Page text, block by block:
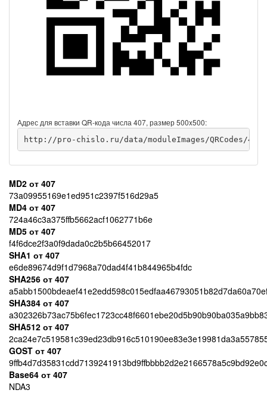
Адрес для вставки QR-кода числа 407, размер 500x500:
http://pro-chislo.ru/data/moduleImages/QRCodes/407/
MD2 от 407
73a09955169e1ed951c2397f516d29a5
MD4 от 407
724a46c3a375ffb5662acf1062771b6e
MD5 от 407
f4f6dce2f3a0f9dada0c2b5b66452017
SHA1 от 407
e6de89674d9f1d7968a70dad4f41b844965b4fdc
SHA256 от 407
SHA384 от 407
SHA512 от 407
GOST от 407
Base64 от 407
NDA3